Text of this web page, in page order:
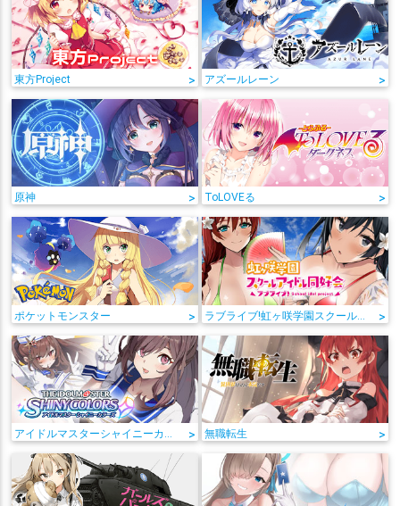
東方Project > アズールレーン >
原神 > ToLOVEる >
ポケットモンスター > >
> 無職転生 >